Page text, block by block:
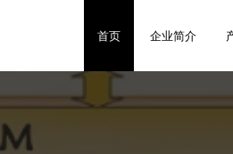
首页 企业简介